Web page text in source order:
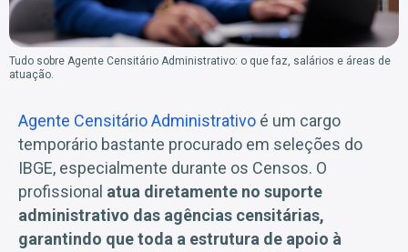
Tudo sobre Agente Censitário Administrativo: o que faz, salários e áreas de
atuação.
Agente Censitário Administrativo é um cargo
temporário bastante procurado em seleções do
IBGE, especialmente durante os Censos. O
profissional atua diretamente no suporte
administrativo das agências censitárias,
garantindo que toda a estrutura de apoio à